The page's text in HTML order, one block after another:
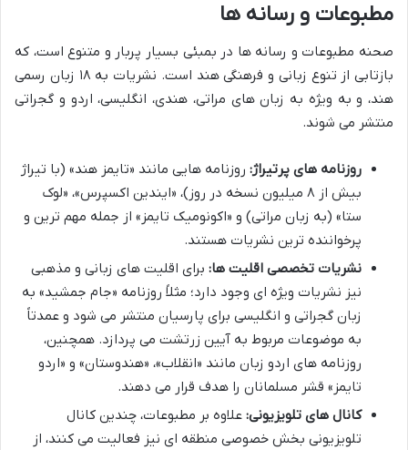
مطبوعات و رسانه ها
صحنه مطبوعات و رسانه ها در بمبئی بسیار پربار و متنوع است، که
بازتابی از تنوع زبانی و فرهنگی هند است. نشریات به ۱۸ زبان رسمی
هند، و به ویژه به زبان های مراتی، هندی، انگلیسی، اردو و گجراتی
منتشر می شوند.
روزنامه های پرتیراژ: روزنامه هایی مانند «تایمز هند» (با تیراژ
بیش از ۸ میلیون نسخه در روز)، «ایندین اکسپرس»، «لوک
ستا» (به زبان مراتی) و «اکونومیک تایمز» از جمله مهم ترین و
پرخواننده ترین نشریات هستند.
نشریات تخصصی اقلیت ها: برای اقلیت های زبانی و مذهبی
نیز نشریات ویژه ای وجود دارد؛ مثلاً روزنامه «جام جمشید» به
زبان گجراتی و انگلیسی برای پارسیان منتشر می شود و عمدتاً
به موضوعات مربوط به آیین زرتشت می پردازد. همچنین،
روزنامه های اردو زبان مانند «انقلاب»، «هندوستان» و «اردو
تایمز» قشر مسلمانان را هدف قرار می دهند.
کانال های تلویزیونی: علاوه بر مطبوعات، چندین کانال
تلویزیونی بخش خصوصی منطقه ای نیز فعالیت می کنند، از